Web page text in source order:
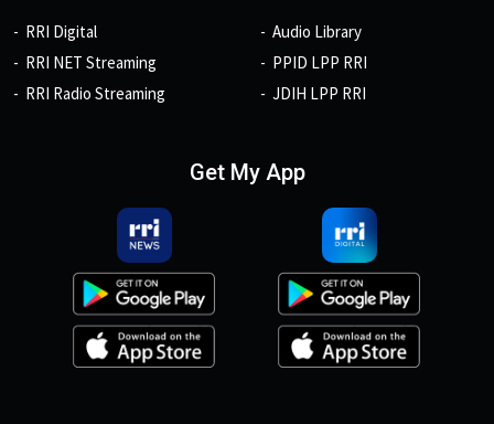
RRI Digital
RRI NET Streaming
RRI Radio Streaming
Audio Library
PPID LPP RRI
JDIH LPP RRI
Get My App